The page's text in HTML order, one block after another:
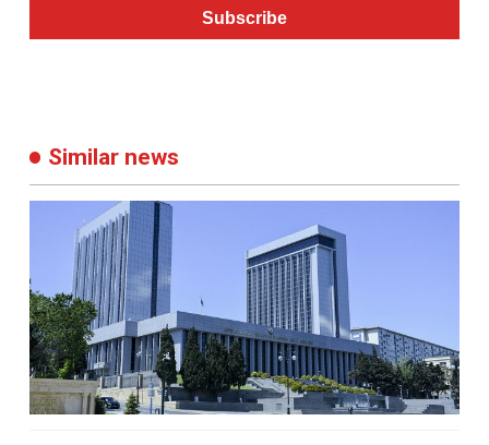
Subscribe
Similar news